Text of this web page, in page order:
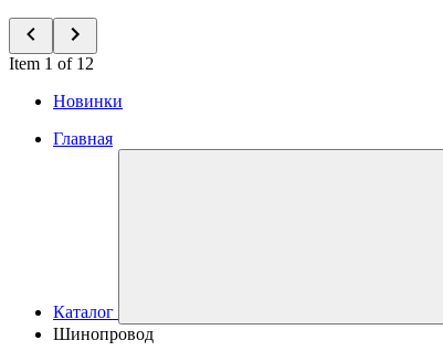
Item 1 of 12
Новинки
Главная
Каталог
Шинопровод